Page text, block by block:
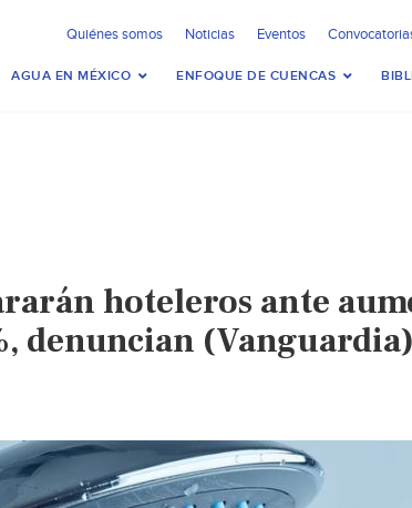
Quiénes somos Noticias Eventos
AGUA EN MÉXICO ENFOQUE DE CUENCAS
hoteleros ante
denuncian (Vanguardia)